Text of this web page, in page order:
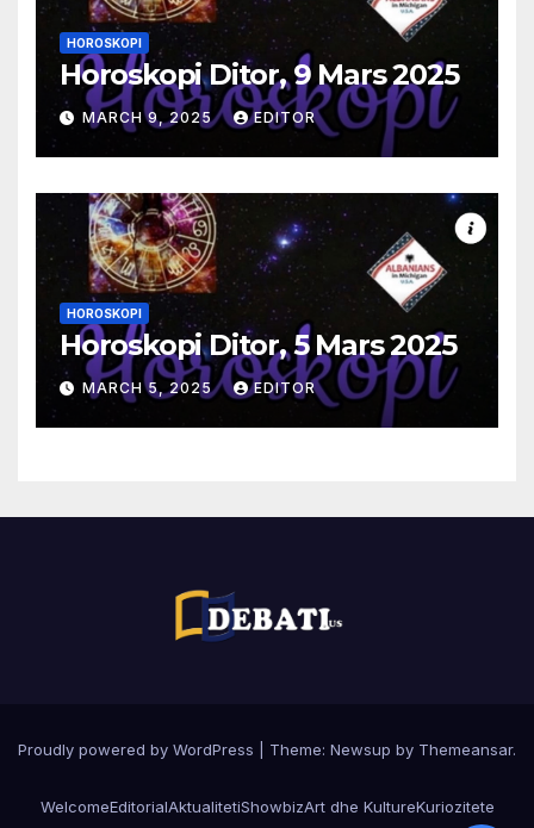
HOROSKOPI
Horoskopi Ditor, 9 Mars 2025
MARCH 9, 2025 EDITOR
HOROSKOPI
Horoskopi Ditor, 5 Mars 2025
MARCH 5, 2025 EDITOR
Proudly powered by WordPress Theme: Newsup by Themeansar.
WelcomeEditorialAktualitetiShowbizArt dhe KultureKuriozitete